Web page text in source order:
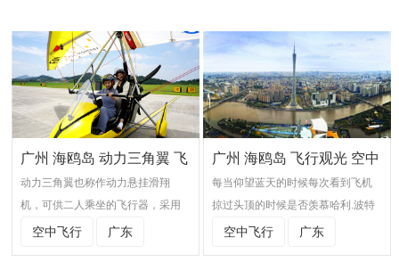
广州 海鸥岛 动力三角翼 飞
···
动力三角翼也称作动力悬挂滑翔
机，可供二人乘坐的飞行器，采用
活塞式航空发动机带动螺旋桨推
空中飞行 广东
广州 海鸥岛 飞行观光 空中
···
每当仰望蓝天的时候每次看到飞机
掠过头顶的时候是否羡慕哈利.波特
拥有自己的飞行扫帚或像鸟儿一样
空中飞行 广东